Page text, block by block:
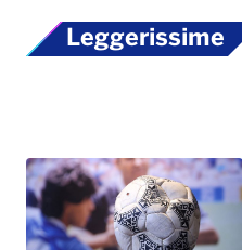
Leggerissime